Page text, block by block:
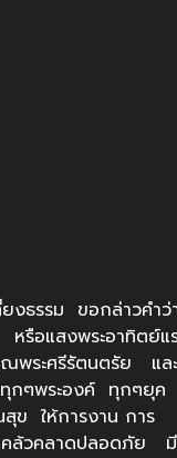
ธรรม ขอกล่าวคำว่
รือแสงพระอาทิตย์แ
พระศรีรัตนตรัย และ
กๆพระองค์ ทุกๆยุค
สุข ให้การงาน การ
คล้วคลาดปลอดภัย